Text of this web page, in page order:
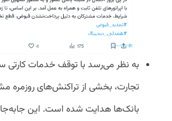
به نظر می‌رسد با توقف خدمات کارتی
تجارت، بخشی از تراکنش‌های روزمره
بانک‌ها هدایت شده است. این